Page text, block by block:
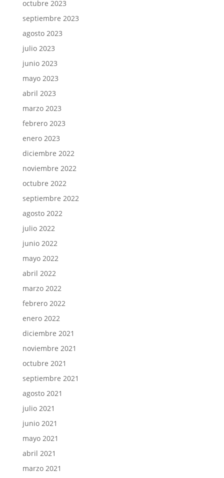
octubre 2023
septiembre 2023
agosto 2023
julio 2023
junio 2023
mayo 2023
abril 2023
marzo 2023
febrero 2023
enero 2023
diciembre 2022
noviembre 2022
octubre 2022
septiembre 2022
agosto 2022
julio 2022
junio 2022
mayo 2022
abril 2022
marzo 2022
febrero 2022
enero 2022
diciembre 2021
noviembre 2021
octubre 2021
septiembre 2021
agosto 2021
julio 2021
junio 2021
mayo 2021
abril 2021
marzo 2021